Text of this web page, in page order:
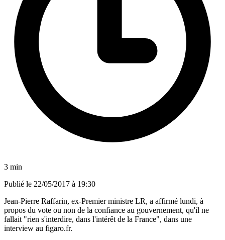
3 min
Publié le 22/05/2017 à 19:30
Jean-Pierre Raffarin, ex-Premier ministre LR, a affirmé lundi, à
propos du vote ou non de la confiance au gouvernement, qu'il ne
fallait "rien s'interdire, dans l'intérêt de la France", dans une
interview au figaro.fr.